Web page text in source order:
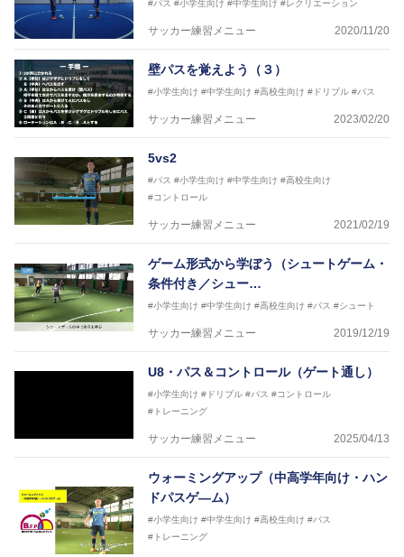
#パス #小学生向け #中学生向け #レクリエーション
サッカー練習メニュー 2020/11/20
壁パスを覚えよう（３）
#小学生向け #中学生向け #高校生向け #ドリブル #パス
サッカー練習メニュー 2023/02/20
5vs2
#パス #小学生向け #中学生向け #高校生向け
#コントロール
サッカー練習メニュー 2021/02/19
ゲーム形式から学ぼう（シュートゲーム・
条件付き／シュー…
#小学生向け #中学生向け #高校生向け #パス #シュート
サッカー練習メニュー 2019/12/19
U8・パス＆コントロール（ゲート通し）
#小学生向け #ドリブル #パス #コントロール
#トレーニング
サッカー練習メニュー 2025/04/13
ウォーミングアップ（中高学年向け・ハン
ドパスゲ―ム）
#小学生向け #中学生向け #高校生向け #パス
#トレーニング